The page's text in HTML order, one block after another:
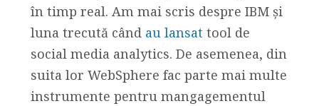
în timp real. Am mai scris despre IBM și
luna trecută când au lansattool de
social media analytics. De asemenea, din
suita lor WebSphere fac parte mai multe
instrumente pentru mangagementul